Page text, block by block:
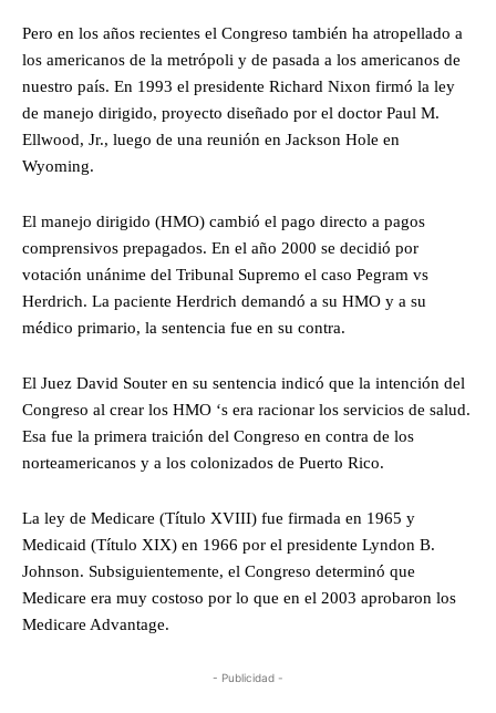
Pero en los años recientes el Congreso también ha atropellado a
los americanos de la metrópoli y de pasada a los americanos de
nuestro país. En 1993 el presidente Richard Nixon firmó la ley
de manejo dirigido, proyecto diseñado por el doctor Paul M.
Ellwood, Jr., luego de una reunión en Jackson Hole en
Wyoming.
El manejo dirigido (HMO) cambió el pago directo a pagos
comprensivos prepagados. En el año 2000 se decidió por
votación unánime del Tribunal Supremo el caso Pegram vs
Herdrich. La paciente Herdrich demandó a su HMO y a su
médico primario, la sentencia fue en su contra.
El Juez David Souter en su sentencia indicó que la intención del
Congreso al crear los HMO ‘s era racionar los servicios de salud.
Esa fue la primera traición del Congreso en contra de los
norteamericanos y a los colonizados de Puerto Rico.
La ley de Medicare (Título XVIII) fue firmada en 1965 y
Medicaid (Título XIX) en 1966 por el presidente Lyndon B.
Johnson. Subsiguientemente, el Congreso determinó que
Medicare era muy costoso por lo que en el 2003 aprobaron los
Medicare Advantage.
- Publicidad -